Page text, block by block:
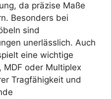
da präzise Maße
Besonders bei
sind
unerlässlich. Auch
eine wichtige
MDF oder Multiplex
Tragfähigkeit und